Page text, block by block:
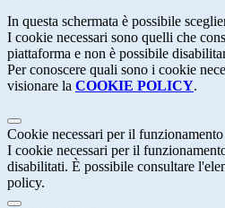
In questa schermata è possibile
I cookie necessari sono quelli che
piattaforma e non è possibile
Per conoscere quali sono i cookie
visionare la COOKIE POLICY.
Cookie necessari per il funzionamento
I cookie necessari per il
disabilitati. È possibile consultare
policy.